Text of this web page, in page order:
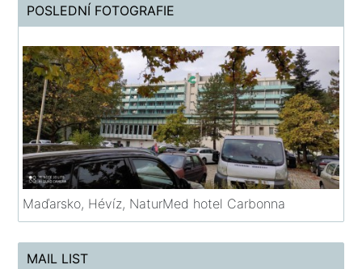
POSLEDNÍ FOTOGRAFIE
Maďarsko, Hévíz, NaturMed hotel Carbonna
MAIL LIST